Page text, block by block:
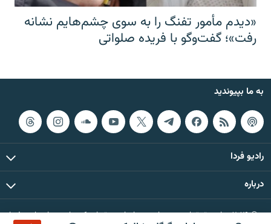
«دیدم مأمور تفنگ را به سوی چشم‌هایم نشانه
رفت»؛ گفت‌و‌گو با فریده صلواتی
به ما بپیوندید
رادیو فردا
درباره
© ۲۰۲۶ تمام حقوق این وب‌سایت، بر اساس مقررات کپی‌رایت، برای رادیو فردا